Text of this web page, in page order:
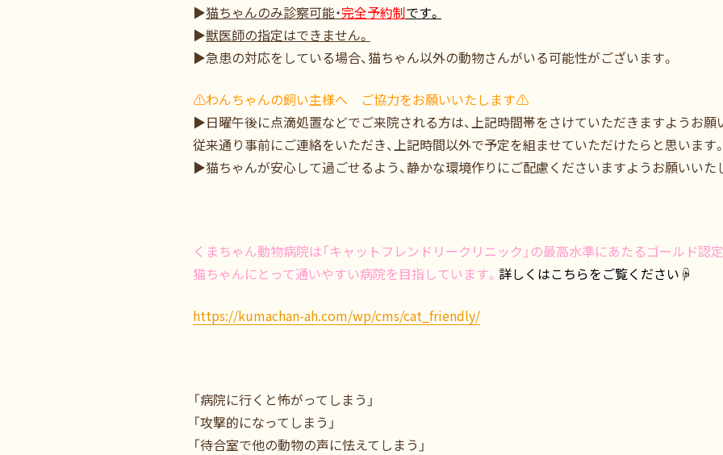
▶猫ちゃんのみ診察可能・完全予約制です。
▶獣医師の指定はできません。
▶急患の対応をしている場合、猫ちゃん以外の動物さんがいる可能性がございます。
⚠️わんちゃんの飼い主様へ ご協力をお願いいたします⚠️
▶日曜午後に点滴処置などでご来院される方は、上記時間帯をさけていただきますようお願
従来通り事前にご連絡をいただき、上記時間以外で予定を組ませていただけたらと思います
▶猫ちゃんが安心して過ごせるよう、静かな環境作りにご配慮くださいますようお願いいた
くまちゃん動物病院は「キャットフレンドリークリニック」の最高水準にあたるゴールド認
猫ちゃんにとって通いやすい病院を目指しています。 詳しくはこちらをご覧ください☟
https://kumachan-ah.com/wp/cms/cat_friendly/
「病院に行くと怖がってしまう」
「攻撃的になってしまう」
「待合室で他の動物の声に怯えてしまう」